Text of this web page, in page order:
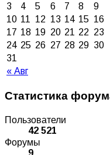
« Авг
3
4 5 6 7 8
9
10 11 12 13 14 15 16
17 18 19 20 21 22 23
24 25 26 27 28 29 30
31
Статистика
Пользователи
42 521
Форумы
9